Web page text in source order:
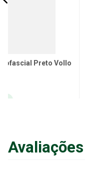
Avaliações